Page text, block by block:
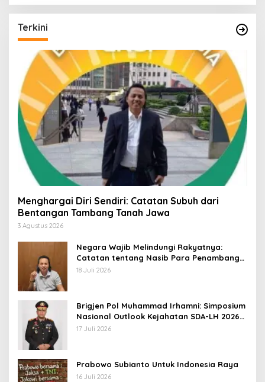
Terkini
Menghargai Diri Sendiri: Catatan Subuh dari
Bentangan Tambang Tanah Jawa
3 Agustus 2026
Negara Wajib Melindungi Rakyatnya:
Catatan tentang Nasib Para Penambang
Belerang Kawah Ijen
18 Juli 2026
Brigjen Pol Muhammad Irhamni: Simposium
Nasional Outlook Kejahatan SDA-LH 2026–
2030 Beri Banyak Masukan Bagi APH
17 Juli 2026
Prabowo Subianto Untuk Indonesia Raya
16 Juli 2026